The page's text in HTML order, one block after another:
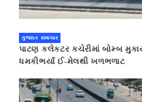
ગુજરાત સમાચાર
પાટણ કલેકટર કચેરીમાં બોમ્બ
ધમકીભર્યા ઈ-મેલથી ખળભળાટ